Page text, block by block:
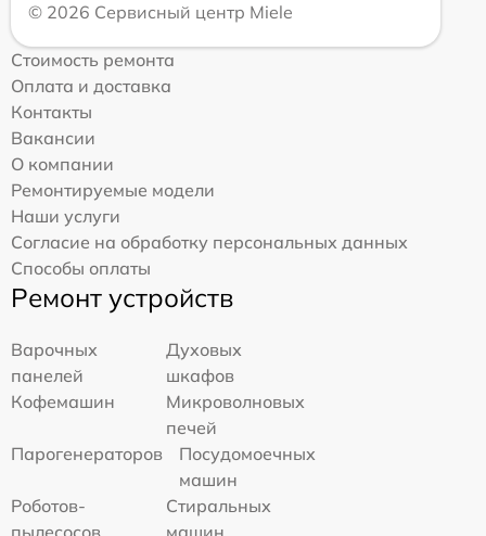
© 2026 Сервисный центр Miele
Стоимость ремонта
Оплата и доставка
Контакты
Вакансии
О компании
Ремонтируемые модели
Наши услуги
Согласие на обработку персональных данных
Способы оплаты
Ремонт устройств
Варочных
панелей
Духовых
шкафов
Кофемашин
Микроволновых
печей
Парогенераторов
Посудомоечных
машин
Роботов-
пылесосов
Стиральных
машин